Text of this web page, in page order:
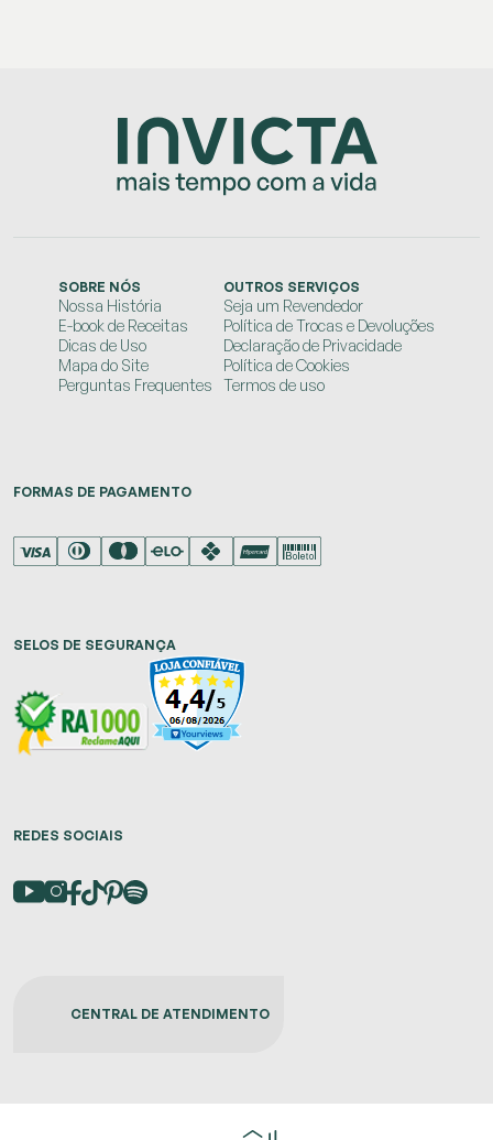
SOBRE NÓS
Nossa História
E-book de Receitas
Dicas de Uso
Mapa do Site
Perguntas Frequentes
OUTROS SERVIÇOS
Seja um Revendedor
Política de Trocas e Devoluções
Declaração de Privacidade
Política de Cookies
Termos de uso
FORMAS DE PAGAMENTO
SELOS DE SEGURANÇA
REDES SOCIAIS
CENTRAL DE ATENDIMENTO